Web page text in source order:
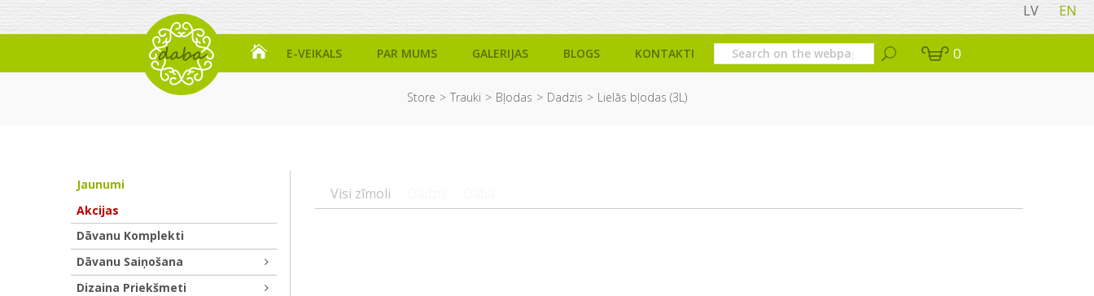
LV EN
E-VEIKALS PAR MUMS GALERIJAS BLOGS KONTAKTI 0
Store Trauki Bļodas Dadzis Lielās bļodas (3L)
Visi zīmoli
Jaunumi
Akcijas
Dāvanu Komplekti
Dāvanu Saiņošana
Dizaina Priekšmeti